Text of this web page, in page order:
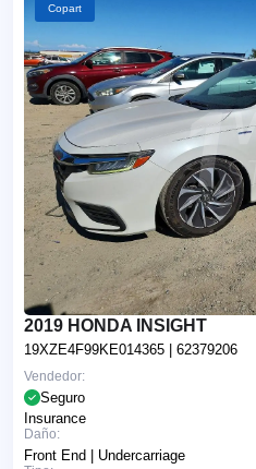
Copart
2019 HONDA INSIGHT
19XZE4F99KE014365 | 62379206
Vendedor:
Seguro
Insurance
Daño:
Front End | Undercarriage